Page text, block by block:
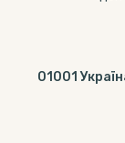
01001